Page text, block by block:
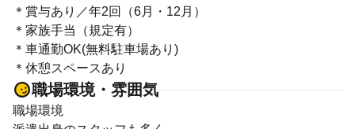
＊賞与あり／年2回（6月・12月）
＊家族手当（規定有）
＊車通勤OK(無料駐車場あり)
＊休憩スペースあり
職場環境・雰囲気
職場環境